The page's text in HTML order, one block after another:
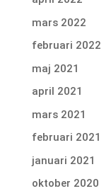
mars 2022
februari 2022
maj 2021
april 2021
mars 2021
februari 2021
januari 2021
oktober 2020